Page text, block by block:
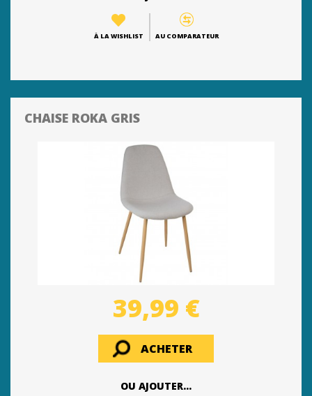
À LA WISHLIST AU COMPARATEUR
CHAISE ROKA GRIS
39,99 €
ACHETER
OU AJOUTER...